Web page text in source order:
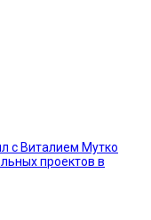
с Виталием Мутко
проектов в